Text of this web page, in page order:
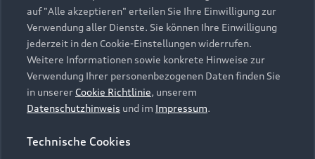
Plug-in-Hybride
Gebrauchtwagen
Finanzierung
Aktionen & Angebote
Geschäftskunden
Audi Services
Garantie
Audi digital services
myAudi
Kundenservice
Händlersuche
Audi Code
Über Audi
Unternehmen
Karriere
Investor Relations
auf "Alle akzeptieren" erteilen Sie Ihre Einwilligung zur
Verwendung aller Dienste. Sie können Ihre Einwilligung
jederzeit in den Cookie-Einstellungen widerrufen.
Weitere Informationen sowie konkrete Hinweise zur
Verwendung Ihrer personenbezogenen Daten finden Sie
in unserer Cookie Richtlinie, unserem
Datenschutzhinweis und im Impressum.
Technische Cookies